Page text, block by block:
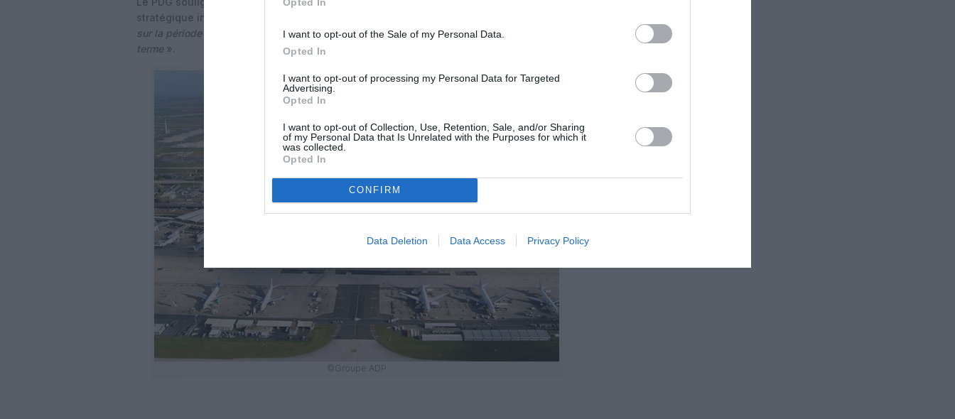
I want to opt-out of the Sale of my Personal Data.
Opted In
I want to opt-out of processing my Personal Data for Targeted
Advertising.
Opted In
I want to opt-out of Collection, Use, Retention, Sale, and/or Sharing
of my Personal Data that Is Unrelated with the Purposes for which it
was collected.
Opted In
CONFIRM
Data Deletion Data Access Privacy Policy
stratégique intitulée
sur la période 2022-2025 la vision de son nouveau modèle aéroportuaire sur le long
terme ».
©Groupe ADP